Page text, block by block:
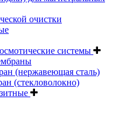
очистки
системы
(нержавеющая сталь)
(стекловолокно)